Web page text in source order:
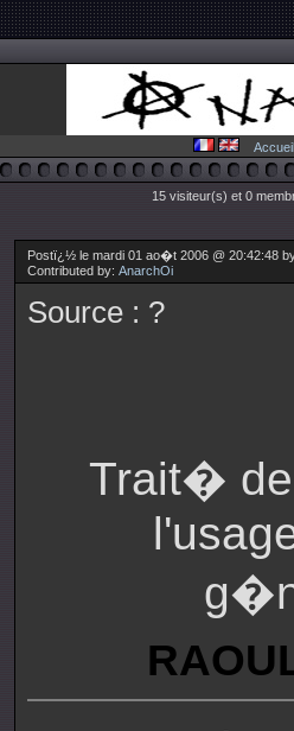
Accueil
15 visiteur(s) et 0
Postï¿½ le mardi 01 ao�t 2006 @ 20:42:48
Contributed by: AnarchOi
Source : ?
Trait�